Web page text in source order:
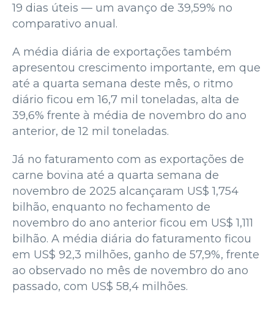
19 dias úteis — um avanço de 39,59% no
comparativo anual.
A média diária de exportações também
apresentou crescimento importante, em que
até a quarta semana deste mês, o ritmo
diário ficou em 16,7 mil toneladas, alta de
39,6% frente à média de novembro do ano
anterior, de 12 mil toneladas.
Já no faturamento com as exportações de
carne bovina até a quarta semana de
novembro de 2025 alcançaram US$ 1,754
bilhão, enquanto no fechamento de
novembro do ano anterior ficou em US$ 1,111
bilhão. A média diária do faturamento ficou
em US$ 92,3 milhões, ganho de 57,9%, frente
ao observado no mês de novembro do ano
passado, com US$ 58,4 milhões.